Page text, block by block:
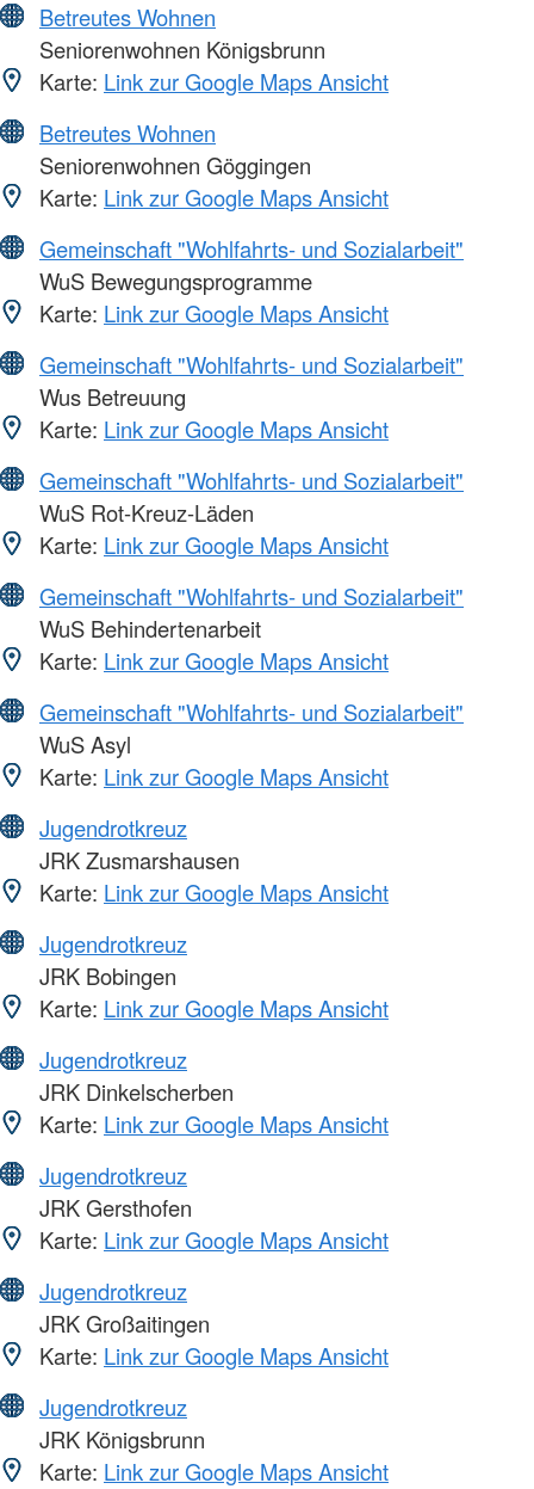
Betreutes Wohnen
Seniorenwohnen Königsbrunn
Karte: Link zur Google Maps Ansicht
Betreutes Wohnen
Seniorenwohnen Göggingen
Karte: Link zur Google Maps Ansicht
Gemeinschaft "Wohlfahrts- und Sozialarbeit"
WuS Bewegungsprogramme
Karte: Link zur Google Maps Ansicht
Gemeinschaft "Wohlfahrts- und Sozialarbeit"
Wus Betreuung
Karte: Link zur Google Maps Ansicht
Gemeinschaft "Wohlfahrts- und Sozialarbeit"
WuS Rot-Kreuz-Läden
Karte: Link zur Google Maps Ansicht
Gemeinschaft "Wohlfahrts- und Sozialarbeit"
WuS Behindertenarbeit
Karte: Link zur Google Maps Ansicht
Gemeinschaft "Wohlfahrts- und Sozialarbeit"
WuS Asyl
Karte: Link zur Google Maps Ansicht
Jugendrotkreuz
JRK Zusmarshausen
Karte: Link zur Google Maps Ansicht
Jugendrotkreuz
JRK Bobingen
Karte: Link zur Google Maps Ansicht
Jugendrotkreuz
JRK Dinkelscherben
Karte: Link zur Google Maps Ansicht
Jugendrotkreuz
JRK Gersthofen
Karte: Link zur Google Maps Ansicht
Jugendrotkreuz
JRK Großaitingen
Karte: Link zur Google Maps Ansicht
Jugendrotkreuz
JRK Königsbrunn
Karte: Link zur Google Maps Ansicht